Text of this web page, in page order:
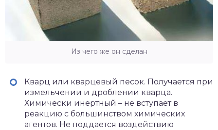
Из чего же он сделан
Кварц или кварцевый песок. Получается при
измельчении и дроблении кварца.
Химически инертный – не вступает в
реакцию с большинством химических
агентов. Не поддается воздействию